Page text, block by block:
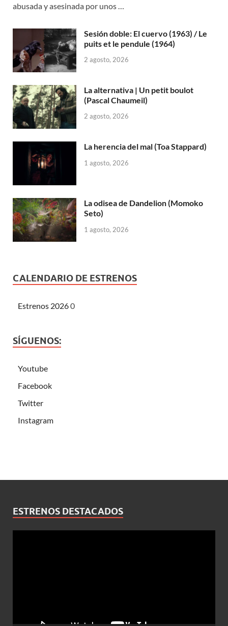
abusada y asesinada por unos …
Sesión doble: El cuervo (1963) / Le
puits et le pendule (1964)
2 agosto, 2026
La alternativa | Un petit boulot
(Pascal Chaumeil)
2 agosto, 2026
La herencia del mal (Toa Stappard)
1 agosto, 2026
La odisea de Dandelion (Momoko
Seto)
1 agosto, 2026
CALENDARIO DE ESTRENOS
Estrenos 20260
SÍGUENOS:
Youtube
Facebook
Twitter
Instagram
ESTRENOS DESTACADOS